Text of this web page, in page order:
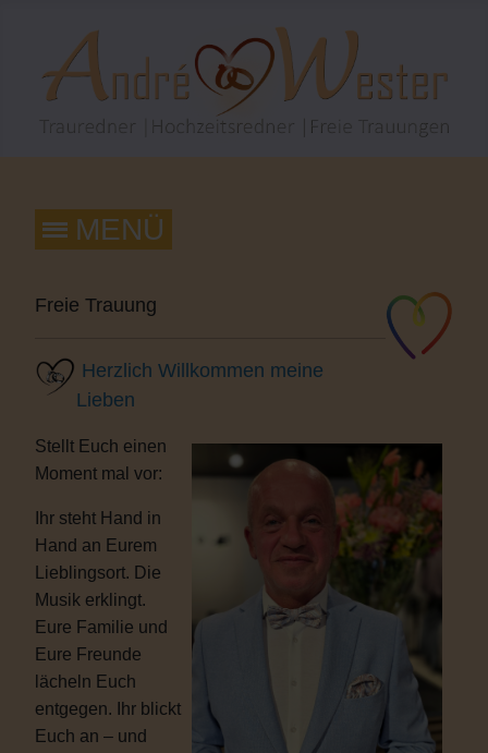
Freie Trauung
Herzlich Willkommen meine
Lieben
Stellt Euch einen
Moment mal vor:
Ihr steht Hand in
Hand an Eurem
Lieblingsort. Die
Musik erklingt.
Eure Familie und
Eure Freunde
lächeln Euch
entgegen. Ihr blickt
Euch an – und